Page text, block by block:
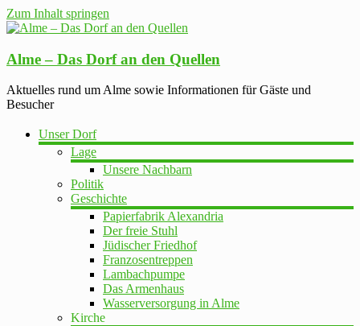
Zum Inhalt springen
Alme – Das Dorf an den Quellen
Aktuelles rund um Alme sowie Informationen für Gäste und
Besucher
Unser Dorf
Lage
Unsere Nachbarn
Politik
Geschichte
Papierfabrik Alexandria
Der freie Stuhl
Jüdischer Friedhof
Franzosentreppen
Lambachpumpe
Das Armenhaus
Wasserversorgung in Alme
Kirche